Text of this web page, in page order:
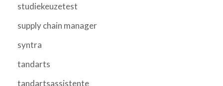
studiekeuzetest
supply chain manager
syntra
tandarts
tandartsassistente